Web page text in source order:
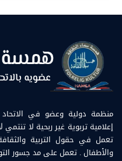
منظمة دولية وعضو في الاتحاد
إعلامية تربوية غير ربحية لا
تعمل في حقول التربية
والأطفال . تعمل على مد جسور